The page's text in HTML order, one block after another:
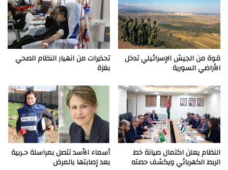
قوة من الجيش الإسرائيلي تدخل
الأراضي السورية
تحذيرات من انهيار النظام الصحي
بغزة
النظام يعلن اكتمال صيانة خط
الربط الكهربائي ويكشف حصته
أسماء الأسد تتصل بمراسلة حـربية
بعد إصابتها بالمرض